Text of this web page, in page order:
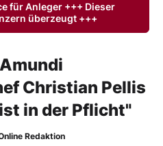
für Anleger +++ Dieser
überzeugt +++
Christian Pellis
in der Pflicht"
Redaktion